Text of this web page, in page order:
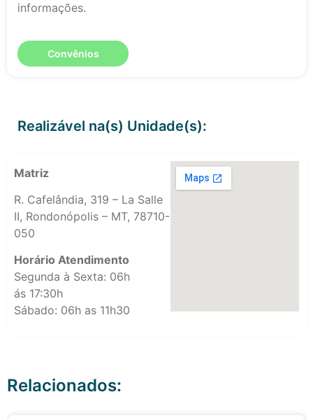
informações.
Convênios
Realizável na(s) Unidade(s):
Matriz
R. Cafelândia, 319 – La Salle
II, Rondonópolis – MT, 78710-
050
Horário Atendimento
Segunda à Sexta: 06h
ás 17:30h
Sábado: 06h as 11h30
Relacionados: